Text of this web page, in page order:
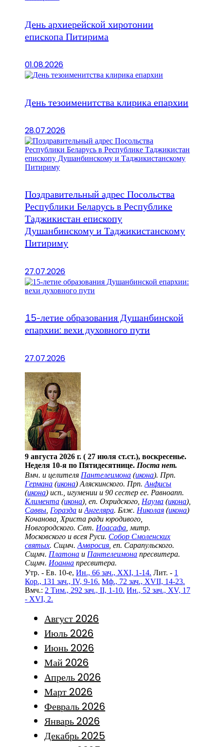
День архиерейской хиротонии
епископа Питирима
01.08.2026
День тезоименитства клирика епархии
28.07.2026
Поздравительный адрес Посольства
Республики Беларусь в Республике
Таджикистан епископу
Душанбинскому и Таджикистанскому
Питириму
27.07.2026
15-летие образования Душанбинской
епархии: вехи духовного пути
27.07.2026
9 августа 2026 г. ( 27 июля ст.ст.), воскресенье.
Неделя 10-я по Пятидесятнице. Поста нет.
Вмч. и целителя Пантелеимона (икона). Прп.
Германа (икона) Аляскинского. Прп.Анфисы
(икона) исп., игумении и 90 сестер ее. Равноапп.
Климента (икона), еп. Охридского, Наума (икона),
Саввы Горазда иАнгеляра. Блж. Николая (икона)
Кочанова, Христа ради юродивого,
Новгородского. Свт. Иоасафа , митр.
Московского и всея Руси. Собор Смоленских
святых. Сщмч.Амвросия , еп. Сарапульского.
Сщмч. Платона и Пантелеимона пресвитера.
Сщмч. Иоанна пресвитера.
Утр. - Ев. 10-е,Ин., 66 зач., XXI, 1-14. Лит. - 1
Кор., 131 зач., IV, 9-16. Мф., 72 зач., XVII, 14-23.
Вмч.: 2 Тим., 292 зач., II, 1-10. Ин., 52 зач., XV, 17
- XVI, 2.
Август 2026
Июль 2026
Июнь 2026
Май 2026
Апрель 2026
Март 2026
Февраль 2026
Январь 2026
Декабрь 2025